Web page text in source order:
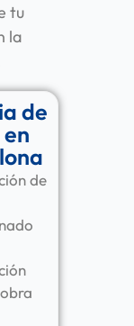
tu
la
de
de